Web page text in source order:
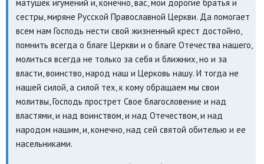
матушек игумений и, конечно, вас, мои дорогие братья и
сестры, миряне Русской Православной Церкви. Да помогает
всем нам Господь нести свой жизненный крест достойно,
помнить всегда о благе Церкви и о благе Отечества нашего,
молиться всегда не только за себя и ближних, но и за
власти, воинство, народ наш и Церковь нашу. И тогда не
нашей силой, а силой тех, к кому обращаем мы свои
молитвы, Господь прострет Свое благословение и над
властями, и над воинством, и над Отечеством, и над
народом нашим, и, конечно, над сей святой обителью и ее
насельниками.